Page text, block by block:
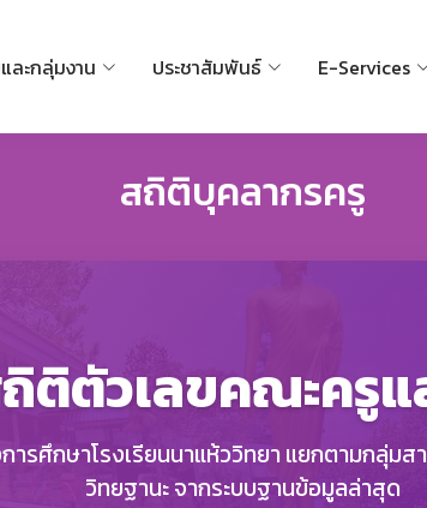
ละกลุ่มงาน ประชาสัมพันธ์ E-Services
สถิติบุคลากรครู
ติตัวเลขคณะครูแ
รศึกษาโรงเรียนนาแห้ววิทยา แยกตามกลุ่มส
วิทยฐานะ จากระบบฐานข้อมูลล่าสุด